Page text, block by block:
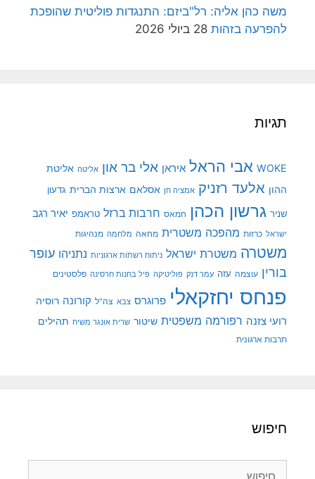
משה כהן אליה: רל"ביזם: התנגדות פוליטית שהופכת
להפרעה בזהות 28 ביולי 2026
תגיות
WOKE אבי הראל איראן אלי בר און אליטה אליטת
ההון אלעד רזניק אמציה חן אסלאם ארצות הברית גדעון
שניר גרשון הכהן חמאס חרבות ברזל טראמפ יאיר רגב
ישראל כרזות מהפכה משטרית מחאה מלחמה מנהיגות
משטרה משטרת ישראל ניתוח רשתות ארגוניות נתניהו עופר
בורין עוצמה עזה עמר דנק פוליטיקה פיל בחנות חרסינה פלסטינים
פנחס יחזקאלי פרוגרס צבא צה"ל קורונה רוסיה
רועי צזנה רפורמה משפטית שיטור שרית אונגר משיח תהילים
תרבות ארגונית
חיפוש